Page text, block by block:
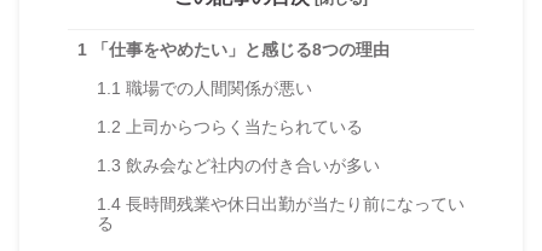
1 「仕事をやめたい」と感じる8つの理由
1.1 職場での人間関係が悪い
1.2 上司からつらく当たられている
1.3 飲み会など社内の付き合いが多い
1.4 長時間残業や休日出勤が当たり前になってい
る